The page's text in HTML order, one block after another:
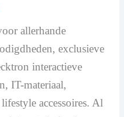
allerhande
exclusieve
interactieve
IT-materiaal,
accessoires. Al